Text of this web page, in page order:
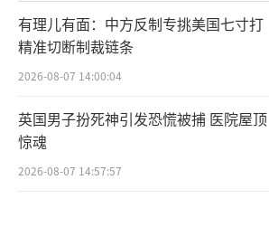
有理儿有面：中方反制专挑美国七寸打
精准切断制裁链条
2026-08-07 14:00:04
英国男子扮死神引发恐慌被捕 医院屋顶
惊魂
2026-08-07 14:57:57